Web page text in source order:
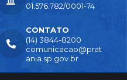
CONTATO
(14) 3844-8200
comunicacao@prat
ania.sp.gov.br
01.576.782/0001-74